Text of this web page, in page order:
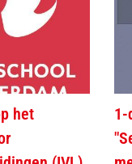
het
1-